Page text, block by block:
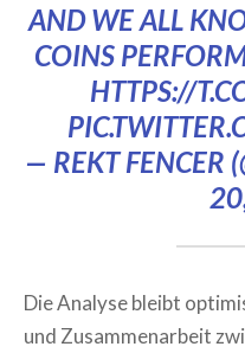
AND WE ALL
COINS
HTTPS://
— REKT FENCER
Die Analyse bleibt
und Zusammenarbeit